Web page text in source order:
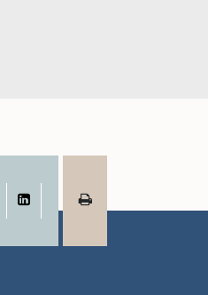
WhatsAppLinkedIn